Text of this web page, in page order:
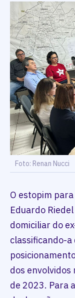
Foto: Renan Nucci
O estopim
Eduardo
domiciliar do
classificando-a
dos envolvidos
de 2023. Para